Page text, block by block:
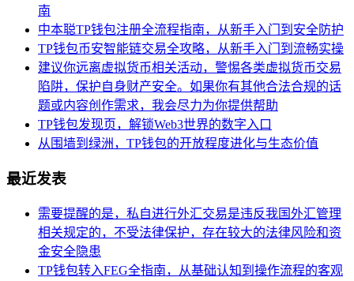
南
中本聪TP钱包注册全流程指南，从新手入门到安全防护
TP钱包币安智能链交易全攻略，从新手入门到流畅实操
建议你远离虚拟货币相关活动，警惕各类虚拟货币交易
陷阱，保护自身财产安全。如果你有其他合法合规的话
题或内容创作需求，我会尽力为你提供帮助
TP钱包发现页，解锁Web3世界的数字入口
从围墙到绿洲，TP钱包的开放程度进化与生态价值
最近发表
需要提醒的是，私自进行外汇交易是违反我国外汇管理
相关规定的，不受法律保护，存在较大的法律风险和资
金安全隐患
TP钱包转入FEG全指南，从基础认知到操作流程的客观